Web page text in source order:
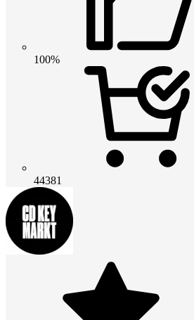
100%
44381